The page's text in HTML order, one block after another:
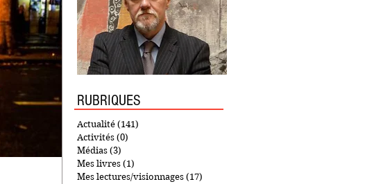
RUBRIQUES
Actualité (141)
Activités (0)
Médias (3)
Mes livres (1)
Mes lectures/visionnages (17)